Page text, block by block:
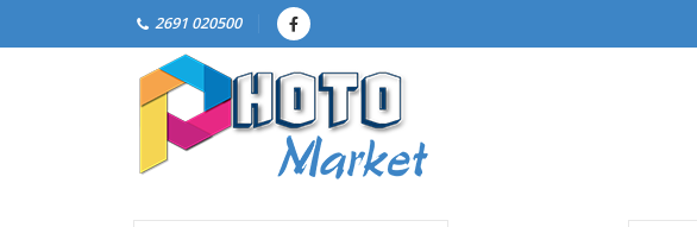
2691 020500